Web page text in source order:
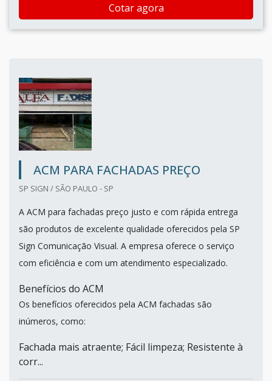
Cotar agora
ACM PARA FACHADAS PREÇO
SP SIGN / SÃO PAULO - SP
A ACM para fachadas preço justo e com rápida entrega
são produtos de excelente qualidade oferecidos pela SP
Sign Comunicação Visual. A empresa oferece o serviço
com eficiência e com um atendimento especializado.
Benefícios do ACM
Os benefícios oferecidos pela ACM fachadas são
inúmeros, como:
Fachada mais atraente; Fácil limpeza; Resistente à
corr...